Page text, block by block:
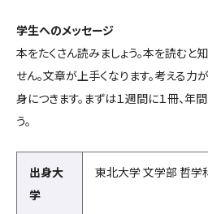
学生へのメッセージ
本をたくさん読みましょう。本を読む
せん。文章が上手くなります。考える力
身につきます。まずは１週間に１冊、年
う。
出身大
学
東北大学 文学部 哲学